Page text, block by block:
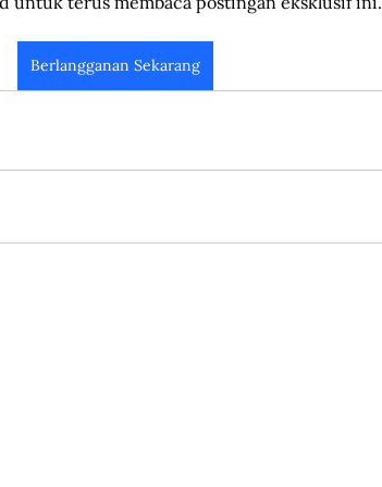
Berlangganan Sekarang